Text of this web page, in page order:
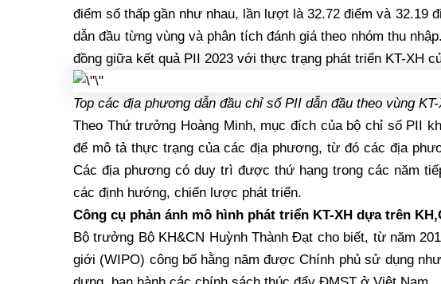
điểm số thấp gần như nhau, lần lượt là 32.72 điểm và 32.19
dẫn đầu từng vùng và phân tích đánh giá theo nhóm thu
đồng giữa kết quả PII 2023 với thực trạng phát triển KT-XH
Top các địa phương dẫn đầu chỉ số PII dẫn đầu theo vùng
Theo Thứ trưởng Hoàng Minh, mục đích của bộ chỉ số PII
để mô tả thực trạng của các địa phương, từ đó các địa
Các địa phương có duy trì được thứ hạng trong các năm
các định hướng, chiến lược phát triển.
Công cụ phản ánh mô hình phát triển KT-XH dựa trên
Bộ trưởng Bộ KH&CN Huỳnh Thành Đạt cho biết, từ năm
giới (WIPO) công bố hằng năm được Chính phủ sử dụng